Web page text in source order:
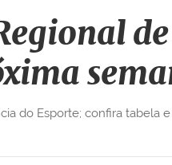
do Esporte; confira tabela